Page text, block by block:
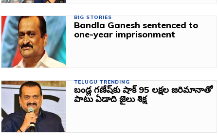
BIG STORIES
Bandla Ganesh sentenced to
one-year imprisonment
TELUGU TRENDING
బండ్ల గణేష్‌కు షాక్ 95 లక్షల జరిమానాతో
పాటు ఏడాది జైలు శిక్ష